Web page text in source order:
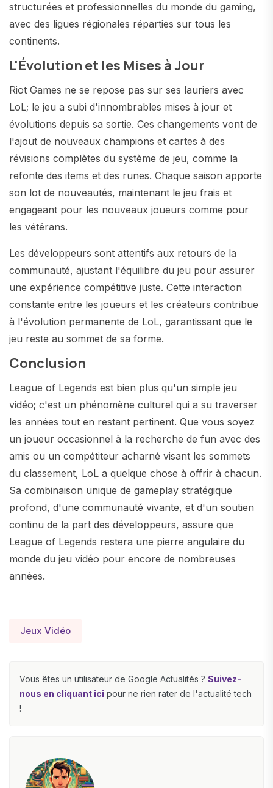
structurées et professionnelles du monde du gaming,
avec des ligues régionales réparties sur tous les
continents.
L'Évolution et les Mises à Jour
Riot Games ne se repose pas sur ses lauriers avec
LoL; le jeu a subi d'innombrables mises à jour et
évolutions depuis sa sortie. Ces changements vont de
l'ajout de nouveaux champions et cartes à des
révisions complètes du système de jeu, comme la
refonte des items et des runes. Chaque saison apporte
son lot de nouveautés, maintenant le jeu frais et
engageant pour les nouveaux joueurs comme pour
les vétérans.
Les développeurs sont attentifs aux retours de la
communauté, ajustant l'équilibre du jeu pour assurer
une expérience compétitive juste. Cette interaction
constante entre les joueurs et les créateurs contribue
à l'évolution permanente de LoL, garantissant que le
jeu reste au sommet de sa forme.
Conclusion
League of Legends est bien plus qu'un simple jeu
vidéo; c'est un phénomène culturel qui a su traverser
les années tout en restant pertinent. Que vous soyez
un joueur occasionnel à la recherche de fun avec des
amis ou un compétiteur acharné visant les sommets
du classement, LoL a quelque chose à offrir à chacun.
Sa combinaison unique de gameplay stratégique
profond, d'une communauté vivante, et d'un soutien
continu de la part des développeurs, assure que
League of Legends restera une pierre angulaire du
monde du jeu vidéo pour encore de nombreuses
années.
Jeux Vidéo
Vous êtes un utilisateur de Google Actualités ? Suivez-
nous en cliquant ici pour ne rien rater de l'actualité tech
!